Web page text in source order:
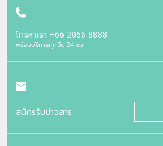
โทรหาเรา +66 2066 8888
พร้อมบริการทุกวัน 24 ชม.
สมัครรับข่าวสาร